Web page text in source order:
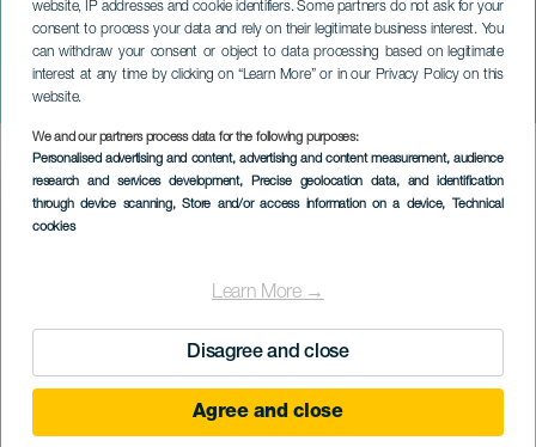
website, IP addresses and cookie identifiers. Some partners do not ask for your
consent to process your data and rely on their legitimate business interest. You
can withdraw your consent or object to data processing based on legitimate
interest at any time by clicking on “Learn More” or in our Privacy Policy on this
website.
We and our partners process data for the following purposes:
Personalised advertising and content, advertising and content measurement, audience
research and services development, Precise geolocation data, and identification
through device scanning, Store and/or access information on a device, Technical
cookies
Learn More →
Disagree and close
Agree and close
Muestra de Navidad
LA PALMA
Imagen
Listado